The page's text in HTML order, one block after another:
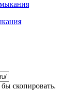
скопировать.